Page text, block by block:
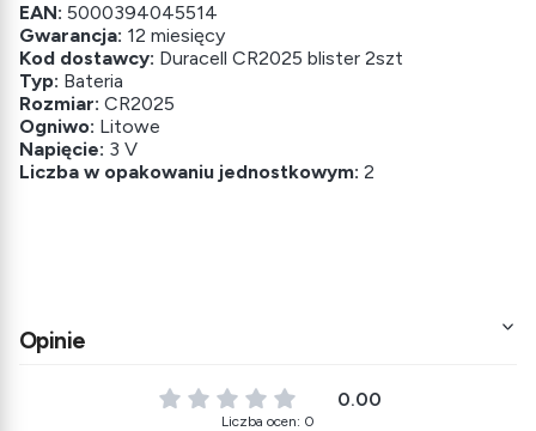
EAN: 5000394045514
Gwarancja: 12 miesięcy
Kod dostawcy: Duracell CR2025 blister 2szt
Typ: Bateria
Rozmiar: CR2025
Ogniwo: Litowe
Napięcie: 3 V
Liczba w opakowaniu jednostkowym: 2
Opinie
0.00
Liczba ocen: 0